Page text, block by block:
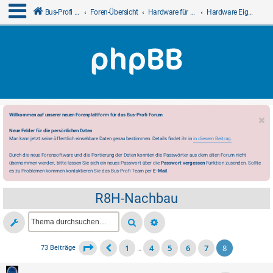
Bus-Profi GmbH Foren-Übersicht Hardware für LCN Hardware Eigenproduktionen
Willkommen auf unserer neuen Forenplattform für das Bus-Profi Forum
Neue Felder für die persönlichen Daten
Man kann jetzt seine öffentlich einsehbare Daten genau bestimmen. Details findet ihr in in diesem Beitrag.
Durch die neue Forensoftware und die Portierung der Daten konnten die Passwörter aus dem alten Forum nicht
übernommen werden, bitte lassen Sie sich ein neues Passwort über die Passwort vergessen Funktion zusenden. Sollte
es zu Problemen kommen kontaktieren Sie das Bus-Profi Team per E-Mail.
R8H-Nachbau
73 Beiträge 1 … 4 5 6 7 8